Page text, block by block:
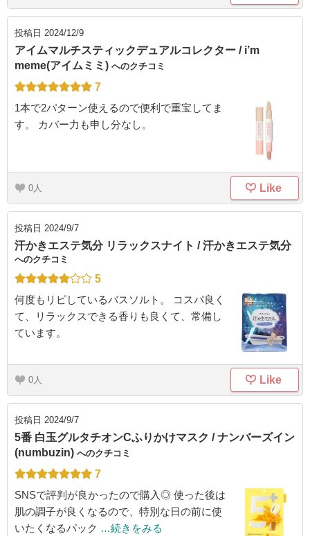
投稿日 2024/12/9
アイムマルチスティックデュアルコレクター / i’m
meme(アイムミミ) へのクチコミ
7
1本で2パターン使えるので便利で重宝してま
す。 カバー力も申し分なし。
0 Like
投稿日 2024/9/7
汗かきエステ気分 リラックスナイト / 汗かきエステ気分
へのクチコミ
5
何度もリピしているバスソルト。 コスパ良く
て、リラックスできる香りも良くて、常備し
ています。
0 Like
投稿日 2024/9/7
5番 白玉グルタチオンCふりかけマスク / ナンバーズイン
(numbuzin) へのクチコミ
7
SNSで評判が良かったので購入◎ 使った後は
肌の調子が良くなるので、特別な日の前に使
いたくなるパック …続きをみる